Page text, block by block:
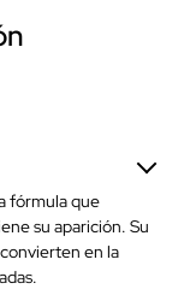
fórmula que
su aparición. Su
en la